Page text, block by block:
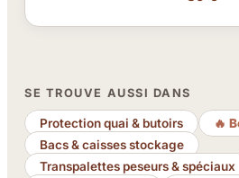
SE TROUVE AUSSI DANS
Protection quai & butoirs
🔥
Bacs & caisses stockage
Transpalettes peseurs & spéciaux